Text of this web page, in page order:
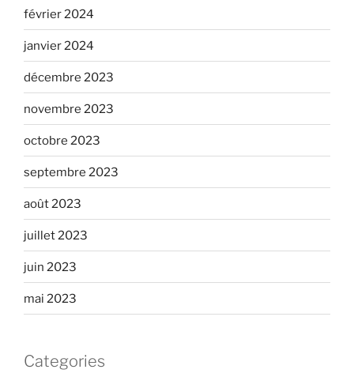
février 2024
janvier 2024
décembre 2023
novembre 2023
octobre 2023
septembre 2023
août 2023
juillet 2023
juin 2023
mai 2023
Categories